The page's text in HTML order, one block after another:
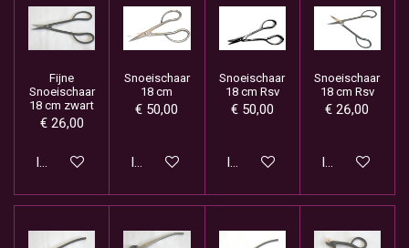
Fijne
Snoeischaar
18 cm zwart
€ 26,00
In winkelwagen
Snoeischaar
18 cm
€ 50,00
In winkelwagen
Snoeischaar
18 cm Rsv
€ 50,00
In winkelwagen
Snoeischaar
18 cm Rsv
€ 26,00
In